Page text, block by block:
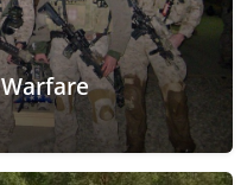
Warfare